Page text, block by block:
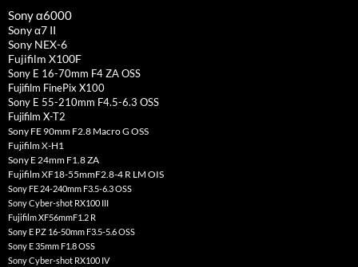
Sony α6000
Sony α7 II
Sony NEX-6
Fujifilm X100F
Sony E 16-70mm F4 ZA OSS
Fujifilm FinePix X100
Sony E 55-210mm F4.5-6.3 OSS
Fujifilm X-T2
Sony FE 90mm F2.8 Macro G OSS
Fujifilm X-H1
Sony E 24mm F1.8 ZA
Fujifilm XF18-55mmF2.8-4 R LM OIS
Sony FE 24-240mm F3.5-6.3 OSS
Sony Cyber-shot RX100 III
Fujifilm XF56mmF1.2 R
Sony E PZ 16-50mm F3.5-5.6 OSS
Sony E 35mm F1.8 OSS
Sony Cyber-shot RX100 IV